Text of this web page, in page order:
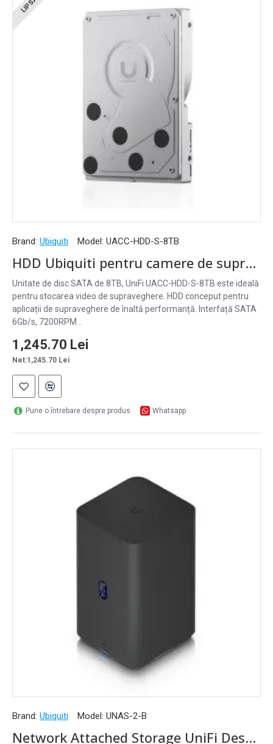
Brand: Ubiquiti Model: UACC-HDD-S-8TB
HDD Ubiquiti pentru camere de supraveghere, 8TB, 3.5", SATA, UniFi - UACC-HDD-S-8TB
Unitate de disc SATA de 8TB, UniFi UACC-HDD-S-8TB este ideală
pentru stocarea video de supraveghere. HDD conceput pentru
aplicații de supraveghere de înaltă performanță. Interfață SATA
6Gb/s, 7200RPM ..
1,245.70 Lei
Net:1,245.70 Lei
Pune o întrebare despre produs Whatsapp
Brand: Ubiquiti Model: UNAS-2-B
Network Attached Storage UniFi Desktop 2.5 GbE PoE++, UNAS-2-B